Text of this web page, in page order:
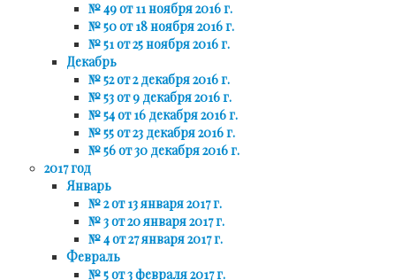
№ 49 от 11 ноября 2016 г.
№ 50 от 18 ноября 2016 г.
№ 51 от 25 ноября 2016 г.
Декабрь
№ 52 от 2 декабря 2016 г.
№ 53 от 9 декабря 2016 г.
№ 54 от 16 декабря 2016 г.
№ 55 от 23 декабря 2016 г.
№ 56 от 30 декабря 2016 г.
2017 год
Январь
№ 2 от 13 января 2017 г.
№ 3 от 20 января 2017 г.
№ 4 от 27 января 2017 г.
Февраль
№ 5 от 3 февраля 2017 г.